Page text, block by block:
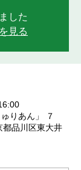
した
見る
りあん」 ７
品川区東大井